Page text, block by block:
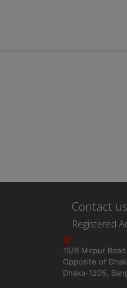
Contact us
Registered
15/B Mirpur
Opposite of
Dhaka-1205,